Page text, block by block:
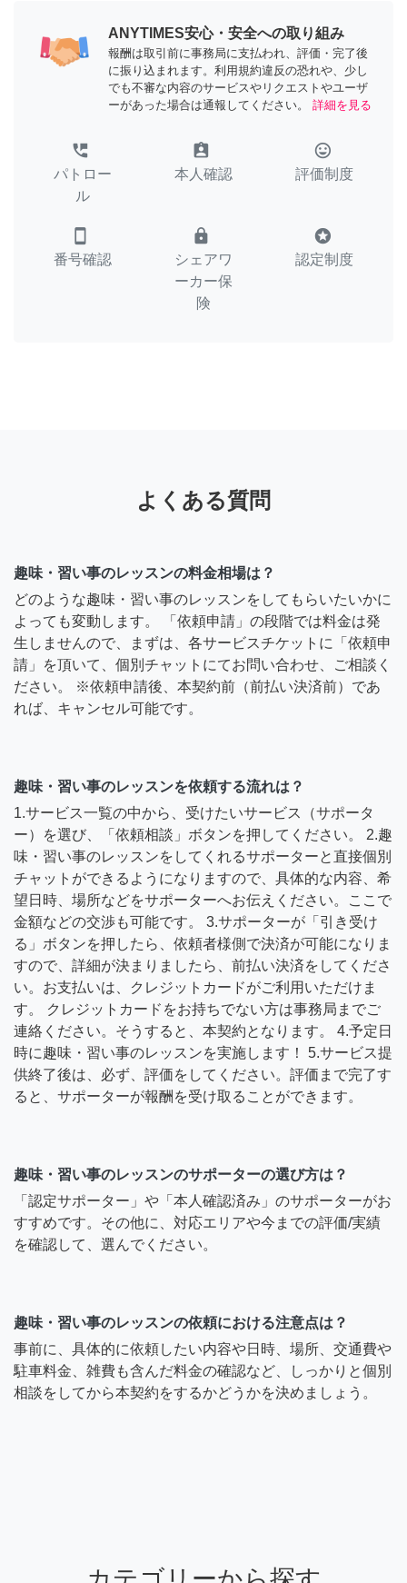
ANYTIMES安心・安全への取り組み
報酬は取引前に事務局に支払われ、評価・完了後
に振り込まれます。利用規約違反の恐れや、少し
でも不審な内容のサービスやリクエストやユーザ
ーがあった場合は通報してください。
詳細を見る
perm_phone_msg
パトロー
ル
assignment_ind
本人確認
tag_faces
評価制度
smartphone
番号確認
lock
シェアワ
ーカー保
険
stars
認定制度
よくある質問
趣味・習い事のレッスンの料金相場は？
どのような趣味・習い事のレッスンをしてもらいたいかに
よっても変動します。 「依頼申請」の段階では料金は発
生しませんので、まずは、各サービスチケットに「依頼申
請」を頂いて、個別チャットにてお問い合わせ、ご相談く
ださい。 ※依頼申請後、本契約前（前払い決済前）であ
れば、キャンセル可能です。
趣味・習い事のレッスンを依頼する流れは？
1.サービス一覧の中から、受けたいサービス（サポータ
ー）を選び、「依頼相談」ボタンを押してください。 2.趣
味・習い事のレッスンをしてくれるサポーターと直接個別
チャットができるようになりますので、具体的な内容、希
望日時、場所などをサポーターへお伝えください。ここで
金額などの交渉も可能です。 3.サポーターが「引き受け
る」ボタンを押したら、依頼者様側で決済が可能になりま
すので、詳細が決まりましたら、前払い決済をしてくださ
い。お支払いは、クレジットカードがご利用いただけま
す。 クレジットカードをお持ちでない方は事務局までご
連絡ください。そうすると、本契約となります。 4.予定日
時に趣味・習い事のレッスンを実施します！ 5.サービス提
供終了後は、必ず、評価をしてください。評価まで完了す
ると、サポーターが報酬を受け取ることができます。
趣味・習い事のレッスンのサポーターの選び方は？
「認定サポーター」や「本人確認済み」のサポーターがお
すすめです。その他に、対応エリアや今までの評価/実績
を確認して、選んでください。
趣味・習い事のレッスンの依頼における注意点は？
事前に、具体的に依頼したい内容や日時、場所、交通費や
駐車料金、雑費も含んだ料金の確認など、しっかりと個別
相談をしてから本契約をするかどうかを決めましょう。